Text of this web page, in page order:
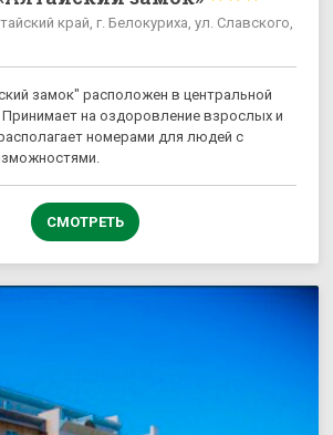
край, г. Белокуриха, ул. Славского,
замок" расположен в центральной
Принимает на оздоровление взрослых и
номерами для людей с
СМОТРЕТЬ